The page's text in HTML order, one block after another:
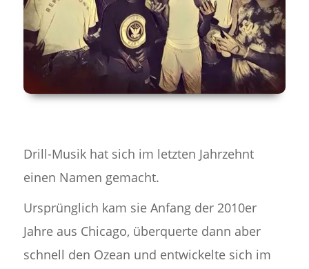
Drill-Musik hat sich im letzten Jahrzehnt
einen Namen gemacht.
Ursprünglich kam sie Anfang der 2010er
Jahre aus Chicago, überquerte dann aber
schnell den Ozean und entwickelte sich im